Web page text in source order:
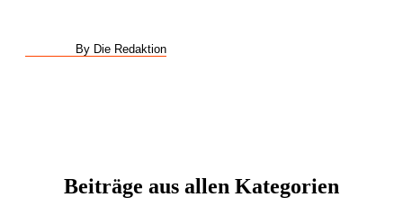
By Die Redaktion
Beiträge aus allen Kategorien